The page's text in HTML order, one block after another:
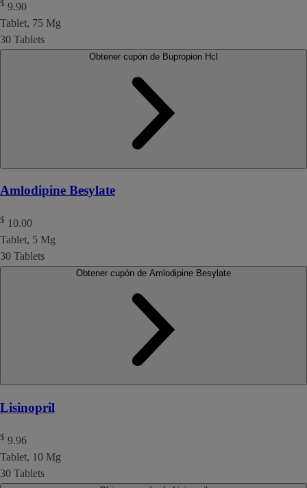
$ 9.90
Tablet, 75 Mg
30 Tablets
Amlodipine Besylate
$ 10.00
Tablet, 5 Mg
30 Tablets
Lisinopril
$ 9.96
Tablet, 10 Mg
30 Tablets